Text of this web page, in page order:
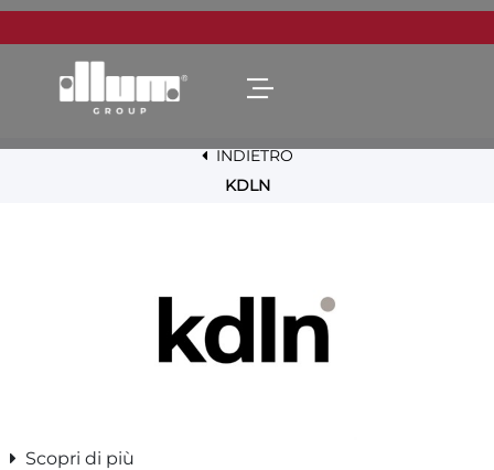
Open menu
INDIETRO
KDLN
Scopri di più